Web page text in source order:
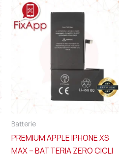
Batterie
PREMIUM APPLE IPHONE XS
MAX – BATTERIA ZERO CICLI